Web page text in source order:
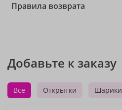
Правила возврата
Добавьте к заказу
Все Открытки Шарики